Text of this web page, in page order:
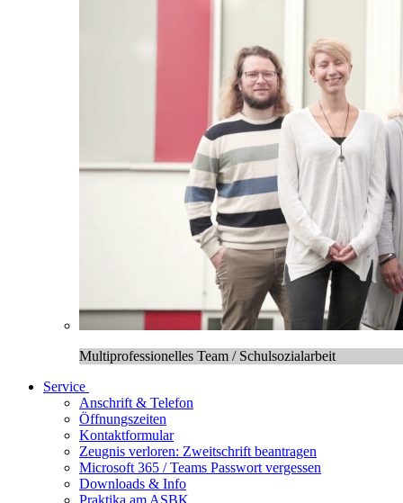
Multiprofessionelles Team / Schulsozialarbeit
Service
Anschrift & Telefon
Öffnungszeiten
Kontaktformular
Zeugnis verloren: Zweitschrift beantragen
Microsoft 365 / Teams Passwort vergessen
Downloads & Info
Praktika am ASBK